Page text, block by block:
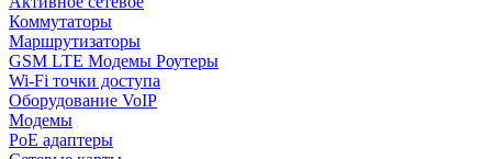
Коммутаторы
Маршрутизаторы
GSM LTE Модемы Роутеры
Wi-Fi точки доступа
Оборудование VoIP
Модемы
PoE адаптеры